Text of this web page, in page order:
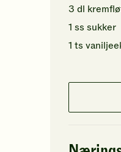
3 dl
1 ss sukker
1 ts